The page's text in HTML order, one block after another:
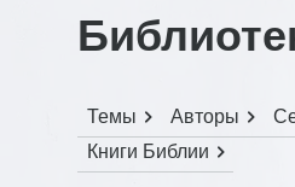
Темы Авторы
Книги Библии